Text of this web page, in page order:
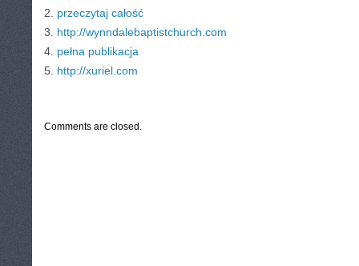
2. przeczytaj całość
3. http://wynndalebaptistchurch.com
4. pełna publikacja
5. http://xuriel.com
Comments are closed.